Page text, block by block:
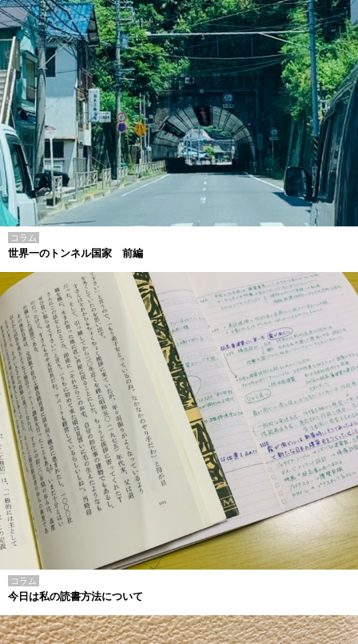
コラム
世界一のトンネル国家 前編
コラム
今日は私の読書方法について